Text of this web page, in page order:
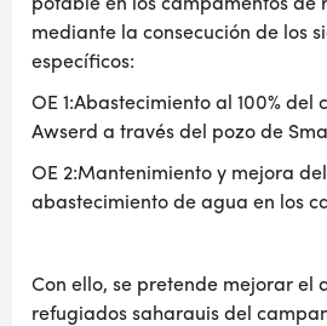
potable en los campamentos de
mediante la consecución de los
específicos:
OE 1:Abastecimiento al 100% del
Awserd a través del pozo de
OE 2:Mantenimiento y mejora
abastecimiento de agua en los
Con ello, se pretende mejorar el
refugiados saharauis del